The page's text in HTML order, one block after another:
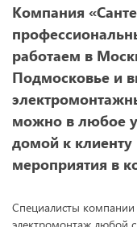
Компания
работаем в
Подмосковье и
можно в любое
домой к
мероприятия в
Специалисты